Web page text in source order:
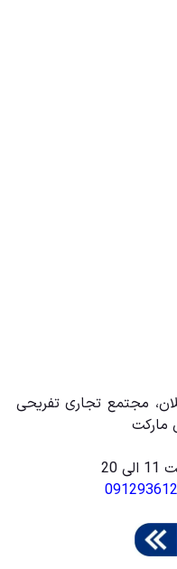
مجتمع تجاری تفریحی